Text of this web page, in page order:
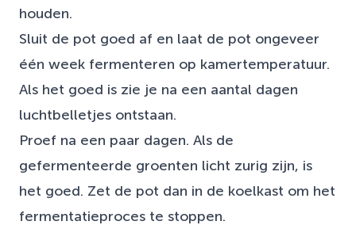
houden.
Sluit de pot goed af en laat de pot ongeveer
één week fermenteren op kamertemperatuur.
Als het goed is zie je na een aantal dagen
luchtbelletjes ontstaan.
Proef na een paar dagen. Als de
gefermenteerde groenten licht zurig zijn, is
het goed. Zet de pot dan in de koelkast om het
fermentatieproces te stoppen.